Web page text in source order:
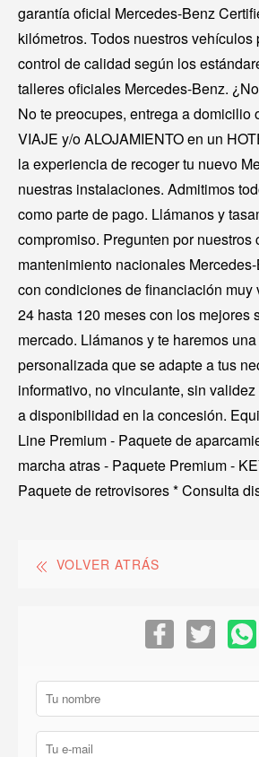
garantía oficial Mercedes-Benz
kilómetros. Todos nuestros vehículos
control de calidad según los
talleres oficiales Mercedes-Benz.
No te preocupes, entrega a domicilio
VIAJE y/o ALOJAMIENTO en un
la experiencia de recoger tu nuevo
nuestras instalaciones. Admitimos
como parte de pago. Llámanos y
compromiso. Pregunten por nuestros
mantenimiento nacionales
con condiciones de financiación muy
24 hasta 120 meses con los mejores
mercado. Llámanos y te haremos
personalizada que se adapte a tus
informativo, no vinculante, sin
a disponibilidad en la concesión.
Line Premium - Paquete de
marcha atras - Paquete Premium -
Paquete de retrovisores * Consulta
VOLVER ATRÁS